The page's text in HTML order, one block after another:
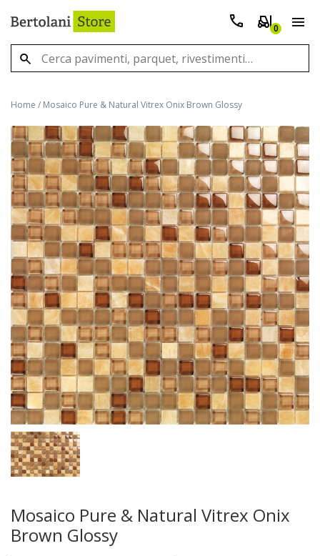
0
Home / Mosaico Pure & Natural Vitrex Onix Brown Glossy
Mosaico Pure & Natural Vitrex Onix
Brown Glossy